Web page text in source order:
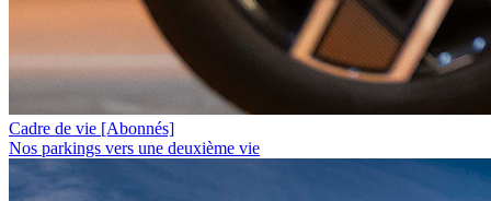
Cadre de vie [Abonnés]
Nos parkings vers une deuxième vie